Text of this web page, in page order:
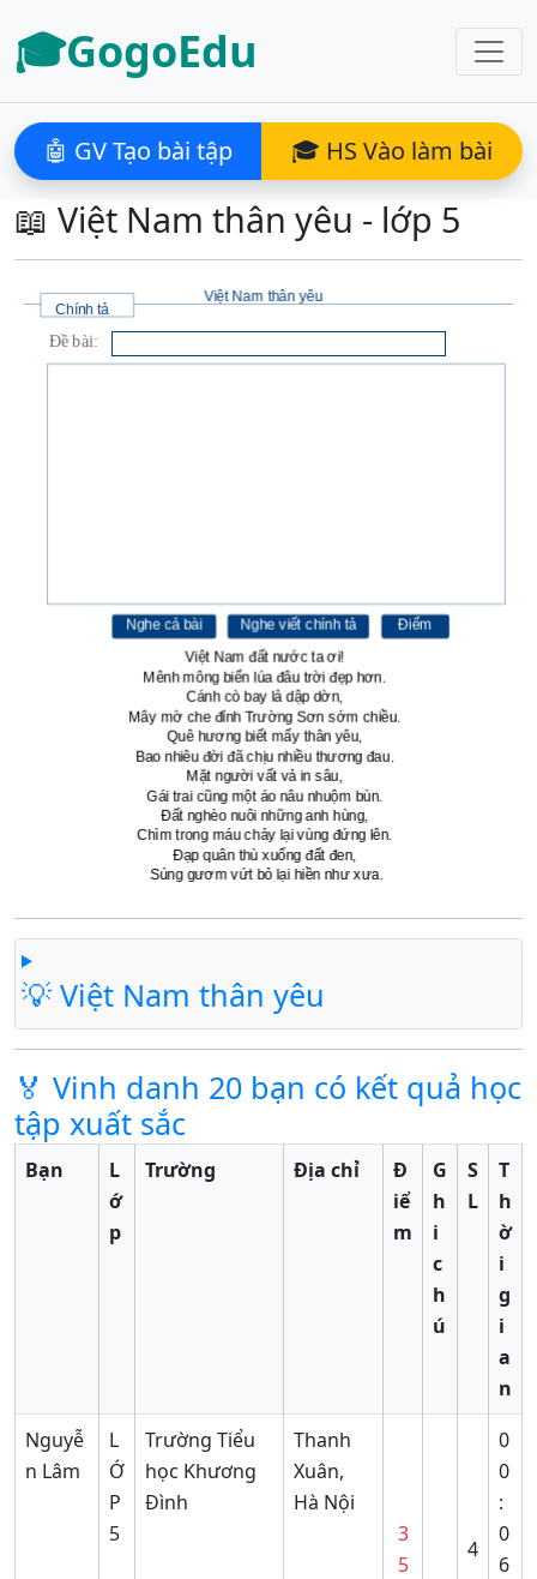
🎓GogoEdu
🤖 GV Tạo bài tập 🎓 HS Vào làm bài
📖 Việt Nam thân yêu - lớp 5
💡 Việt Nam thân yêu
🏅 Vinh danh 20 bạn có kết quả học
tập xuất sắc
Bạn
L
ớ
p
Trường Địa chỉ
Đ
iể
m
G
h
i
c
h
ú
S
L
T
h
ờ
i
g
i
a
n
Nguyễ
n Lâm
L
Ớ
P
5
Trường Tiểu
học Khương
Đình
Thanh
Xuân,
Hà Nội
3
5
4
0
0
:
0
6